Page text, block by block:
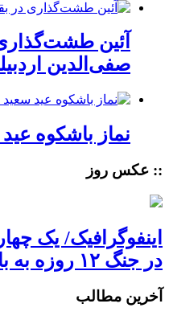
آئین
صفی‌الدین
نماز باشکوه
:: عکس روز
اینفوگرافیک/ یک
در جنگ ۱۲ روزه به باد رفت
آخرین مطالب